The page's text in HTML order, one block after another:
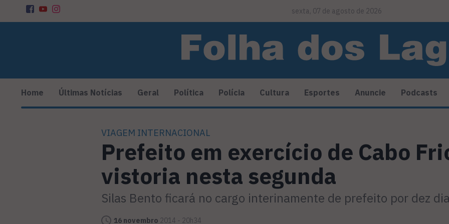
sexta, 07 de agosto de 2026
Home Últimas Notícias Geral Política Polícia Cultura Esportes Anuncie Podcasts
VIAGEM INTERNACIONAL
Prefeito em exercício de Cabo
vistoria nesta segunda
Silas Bento ficará no cargo interinamente de prefeito por dez
16 novembro 2014 - 20h34